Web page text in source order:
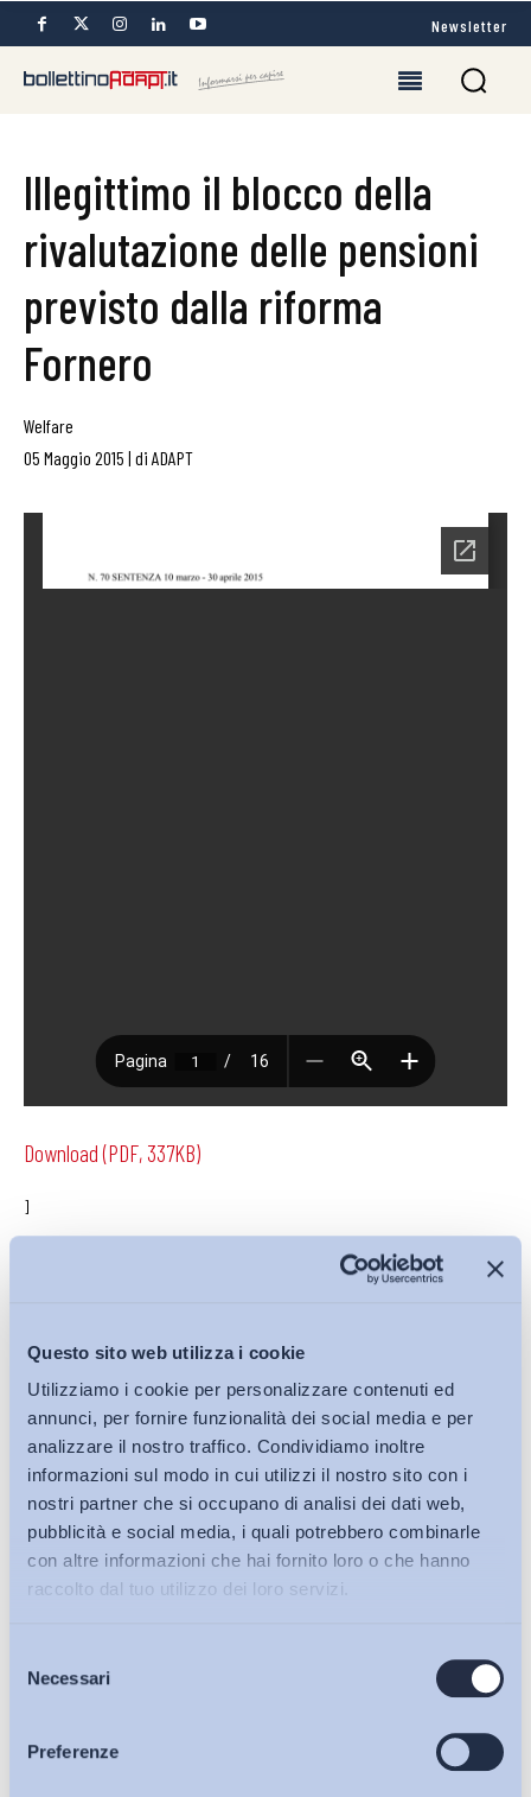
Questo sito web utilizza i cookie
Utilizziamo i cookie per personalizzare contenuti ed
annunci, per fornire funzionalità dei social media e per
analizzare il nostro traffico. Condividiamo inoltre
informazioni sul modo in cui utilizzi il nostro sito con i
nostri partner che si occupano di analisi dei dati web,
pubblicità e social media, i quali potrebbero combinarle
con altre informazioni che hai fornito loro o che hanno
raccolto dal tuo utilizzo dei loro servizi.
delNecessari
Preferenze
Bollettini ADAPT
Articoli
Newsletter
Illegittimo il blocco della
rivalutazione delle pensioni
previsto dalla riforma
Fornero
Welfare
05 Maggio 2015 | di ADAPT
Download (PDF, 337KB)
]
Iscriviti alla Newsletter